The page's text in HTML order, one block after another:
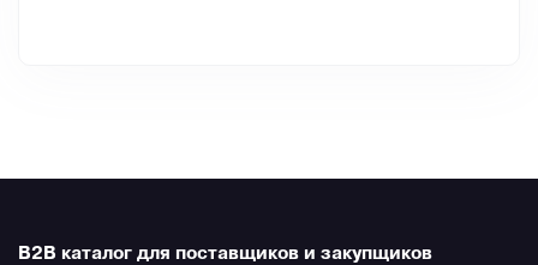
B2B каталог для поставщиков и закупщиков